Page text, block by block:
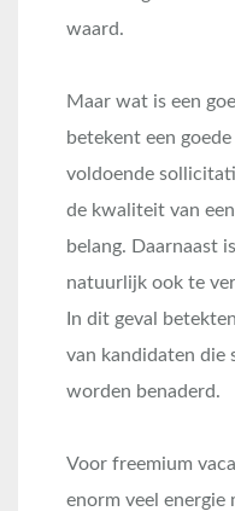
waard.
Maar wat is een
betekent een
voldoende
de kwaliteit van
belang. Daarnaast
natuurlijk ook te
In dit geval
van kandidaten die
worden benaderd.
Voor freemium
enorm veel